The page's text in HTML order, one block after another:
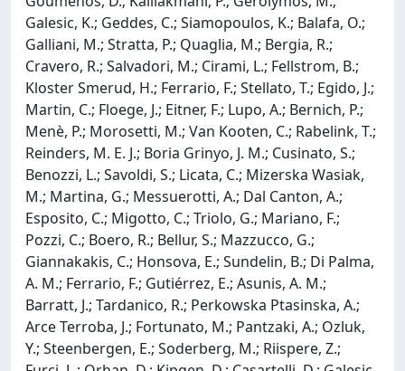
Galesic, K.; Geddes, C.; Siamopoulos, K.; Balafa, O.;
Galliani, M.; Stratta, P.; Quaglia, M.; Bergia, R.;
Cravero, R.; Salvadori, M.; Cirami, L.; Fellstrom, B.;
Kloster Smerud, H.; Ferrario, F.; Stellato, T.; Egido, J.;
Martin, C.; Floege, J.; Eitner, F.; Lupo, A.; Bernich, P.;
Menè, P.; Morosetti, M.; Van Kooten, C.; Rabelink, T.;
Reinders, M. E. J.; Boria Grinyo, J. M.; Cusinato, S.;
Benozzi, L.; Savoldi, S.; Licata, C.; Mizerska Wasiak,
M.; Martina, G.; Messuerotti, A.; Dal Canton, A.;
Esposito, C.; Migotto, C.; Triolo, G.; Mariano, F.;
Pozzi, C.; Boero, R.; Bellur, S.; Mazzucco, G.;
Giannakakis, C.; Honsova, E.; Sundelin, B.; Di Palma,
A. M.; Ferrario, F.; Gutiérrez, E.; Asunis, A. M.;
Barratt, J.; Tardanico, R.; Perkowska Ptasinska, A.;
Arce Terroba, J.; Fortunato, M.; Pantzaki, A.; Ozluk,
Y.; Steenbergen, E.; Soderberg, M.; Riispere, Z.;